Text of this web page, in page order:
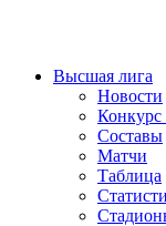
Высшая лига
Новости
Конкурс
Составы
Матчи
Таблица